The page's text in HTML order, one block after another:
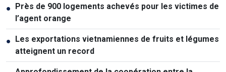
●
Près de 900 logements achevés pour les victimes de
l’agent orange
●
Les exportations vietnamiennes de fruits et légumes
atteignent un record